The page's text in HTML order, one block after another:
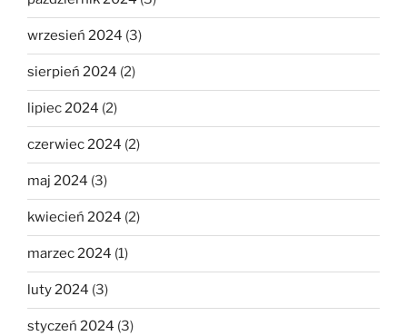
wrzesień 2024 (3)
sierpień 2024 (2)
lipiec 2024 (2)
czerwiec 2024 (2)
maj 2024 (3)
kwiecień 2024 (2)
marzec 2024 (1)
luty 2024 (3)
styczeń 2024 (3)